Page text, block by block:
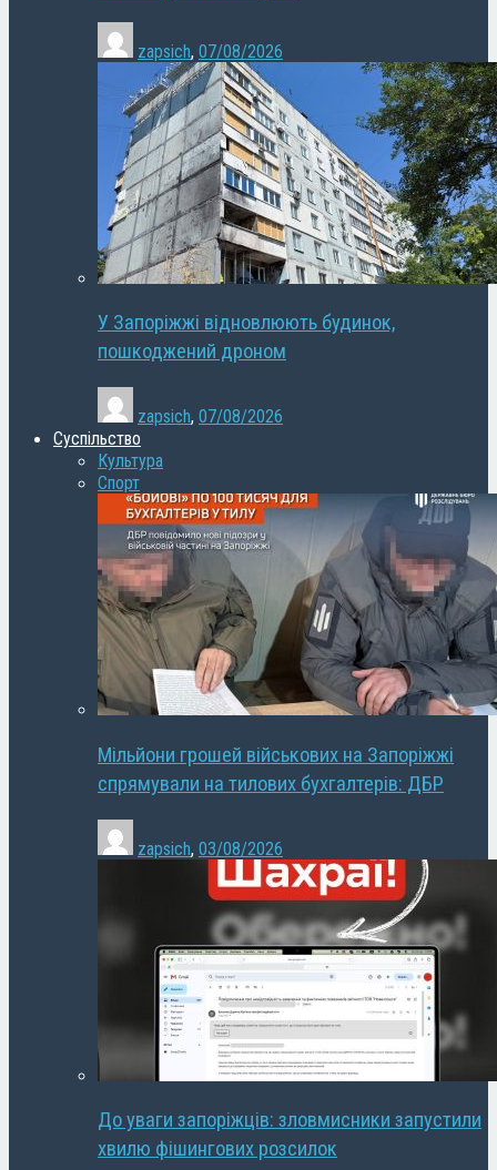
zapsich, 07/08/2026
У Запоріжжі відновлюють будинок,
пошкоджений дроном
zapsich, 07/08/2026
Суспільство
Культура
Спорт
Мільйони грошей військових на Запоріжжі
спрямували на тилових бухгалтерів: ДБР
zapsich, 03/08/2026
До уваги запоріжців: зловмисники запустили
хвилю фішингових розсилок